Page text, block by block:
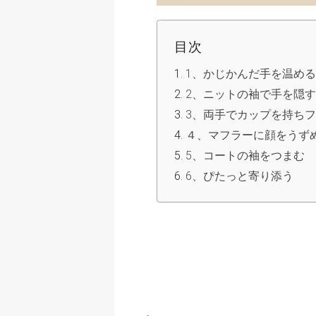
目次
1、かじかんだ手を温める
2、ニットの袖で手を隠す
3、両手でカップを持ち
４、マフラーに顔をうず
5、コートの袖をつまむ
6、ぴたっと寄り添う